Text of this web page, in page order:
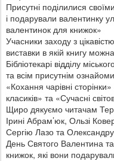
Присутні поділилися
і подарували валентинку
валентинок для книжок»
Учасники заходу з
виставки в якій книгу
Бібліотекарі відділу
та всім присутнім
«Кохання чарівні
класиків» та «Сучасні
Щиро дякуємо читачам
Ірині Абрам’юк, Ользі
Сергію Лазо та
День Святого Валентина
книжок, які вони